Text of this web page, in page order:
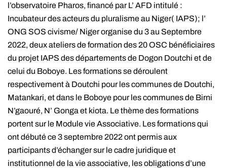
l’observatoire Pharos, financé par L’ AFD intitulé :
Incubateur des acteurs du pluralisme au Niger( IAPS); l’
ONG SOS civisme/ Niger organise du 3 au Septembre
2022, deux ateliers de formation des 20 OSC bénéficiaires
du projet IAPS des départements de Dogon Doutchi et de
celui du Boboye. Les formations se déroulent
respectivement à Doutchi pour les communes de Doutchi,
Matankari, et dans le Boboye pour les communes de Birni
N’gaouré, N’ Gonga et kiota. Le thème des formations
portent sur le Module vie Associative. Les formations qui
ont débuté ce 3 septembre 2022 ont permis aux
participants d’échanger sur le cadre juridique et
institutionnel de la vie associative, les obligations d’une